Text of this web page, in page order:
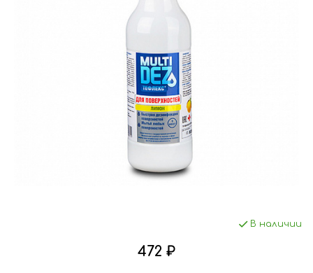
В наличии
472 ₽